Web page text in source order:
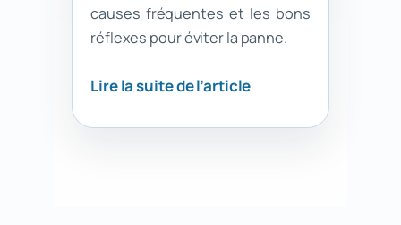
causes fréquentes et les bons
réflexes pour éviter la panne.
Lire la suite de l’article